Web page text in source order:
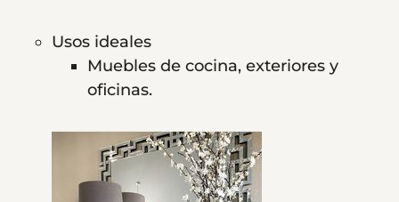
Usos ideales
Muebles de cocina, exteriores y
oficinas.